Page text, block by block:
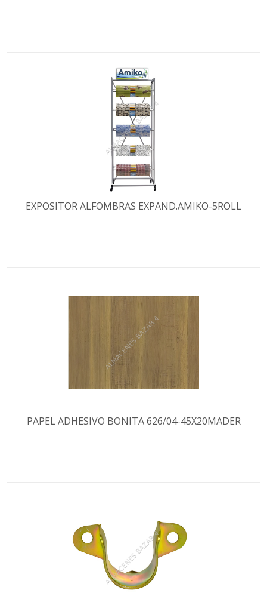
EXPOSITOR ALFOMBRAS EXPAND.AMIKO-5ROLL
PAPEL ADHESIVO BONITA 626/04-45X20MADER